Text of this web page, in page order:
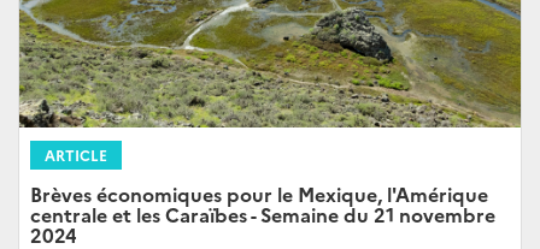
ARTICLE
Brèves économiques pour le Mexique, l'Amérique
centrale et les Caraïbes - Semaine du 21 novembre
2024